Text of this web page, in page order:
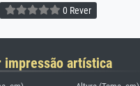
0 Rever
impressão artística